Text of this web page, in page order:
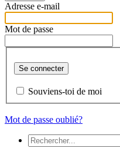
Adresse e-mail
Mot de passe
Se connecter
Souviens-toi de moi
Mot de passe oublié?